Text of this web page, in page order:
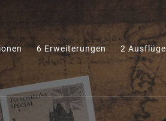
6 Erweiterungen 2 Ausflüge